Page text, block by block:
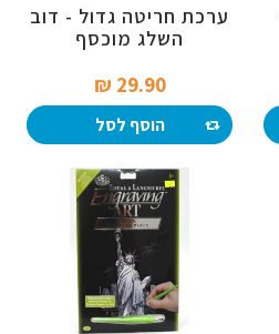
ערכת חריטה גדול - דוב
השלג מוכסף
29.90 ₪‎
הוסף לסל